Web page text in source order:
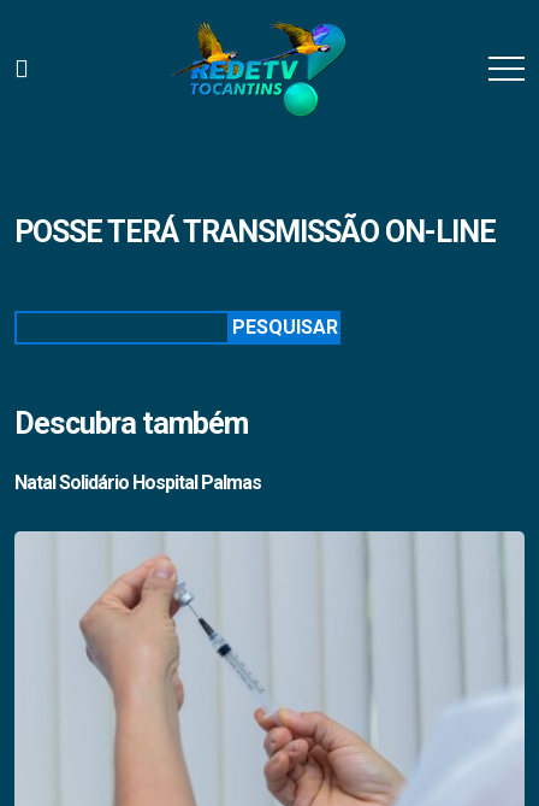
POSSE TERÁ TRANSMISSÃO ON-LINE
PESQUISAR
Descubra também
Natal Solidário Hospital Palmas